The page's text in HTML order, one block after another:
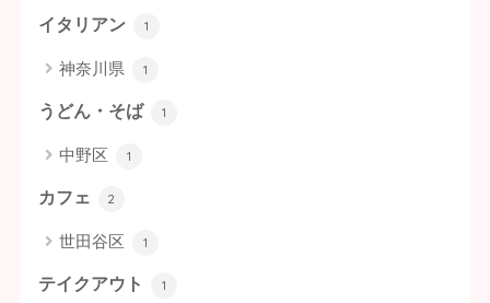
イタリアン 1
神奈川県 1
うどん・そば 1
中野区 1
カフェ 2
世田谷区 1
テイクアウト 1